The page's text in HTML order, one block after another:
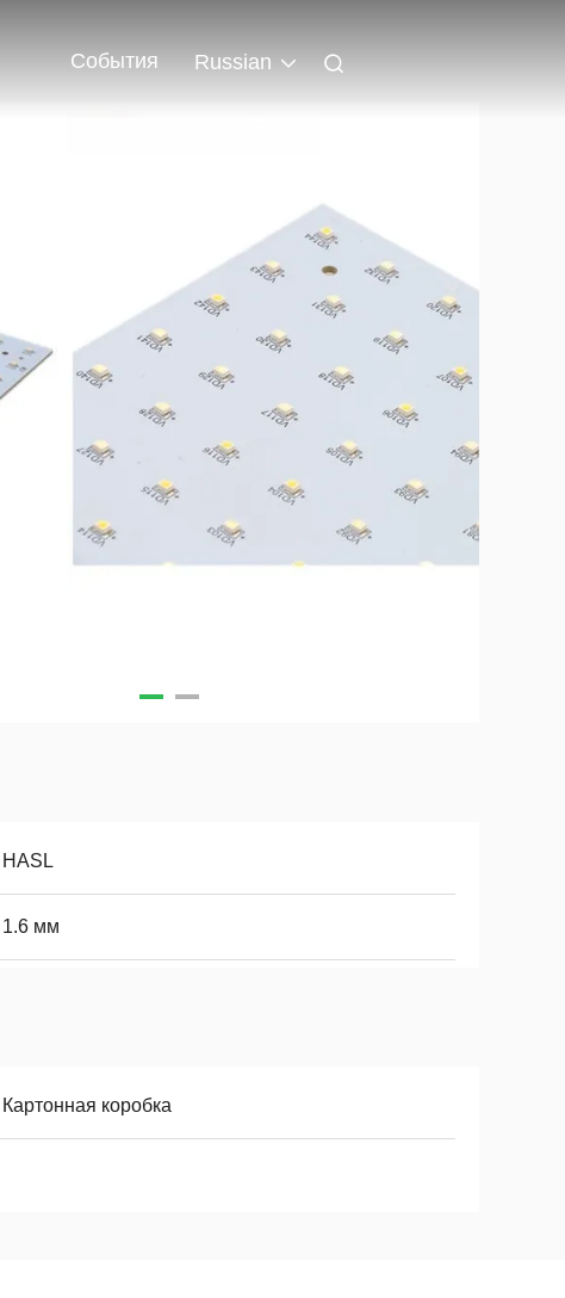
События Russian
HASL
1.6 мм
Картонная коробка